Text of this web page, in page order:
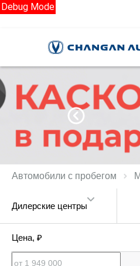
Debug Mode
Автомобили с пробегом
Дилерские центры
Цена, ₽